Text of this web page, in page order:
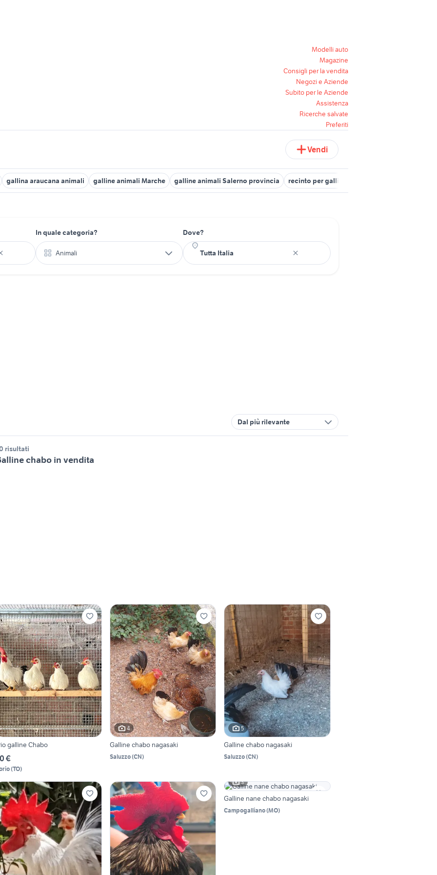
Modelli auto
Magazine
Consigli per la vendita
Negozi e Aziende
Subito per le Aziende
Assistenza
Ricerche salvate
Preferiti
Vendi
gallina araucana animali galline animali Marche galline animali Salerno provincia recinto per galline
In quale categoria?
Animali
Dove?
Dal più rilevante
risultati
chabo in vendita
galline Chabo
€
(TO)
4
Galline chabo nagasaki
Saluzzo(CN)
5
Galline chabo nagasaki
Saluzzo(CN)
3
Galline nane chabo nagasaki
Campogalliano(MO)